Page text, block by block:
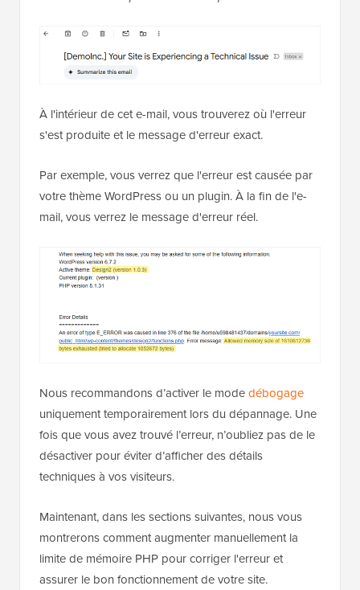
À l'intérieur de cet e-mail, vous trouverez où l'erreur
s'est produite et le message d'erreur exact.
Par exemple, vous verrez que l'erreur est causée par
votre thème WordPress ou un plugin. À la fin de l'e-
mail, vous verrez le message d'erreur réel.
Nous recommandons d’activer le modedébogage
uniquement temporairement lors du dépannage. Une
fois que vous avez trouvé l’erreur, n’oubliez pas de le
désactiver pour éviter d’afficher des détails
techniques à vos visiteurs.
Maintenant, dans les sections suivantes, nous vous
montrerons comment augmenter manuellement la
limite de mémoire PHP pour corriger l'erreur et
assurer le bon fonctionnement de votre site.